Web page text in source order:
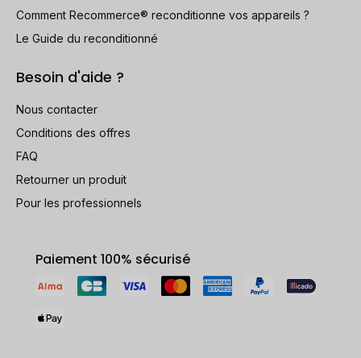
Comment Recommerce® reconditionne vos appareils ?
Le Guide du reconditionné
Besoin d'aide ?
Nous contacter
Conditions des offres
FAQ
Retourner un produit
Pour les professionnels
Paiement 100% sécurisé